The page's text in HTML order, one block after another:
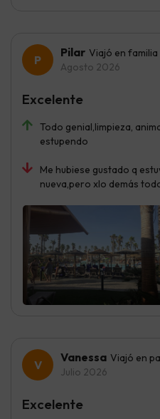
Pilar Viajó en familia
Agosto 2026
Todo genial,limpieza,
estupendo
Me hubiese gustado q
nueva,pero xlo demás
Excelente
Vanessa Viajó en
Julio 2026
Excelente